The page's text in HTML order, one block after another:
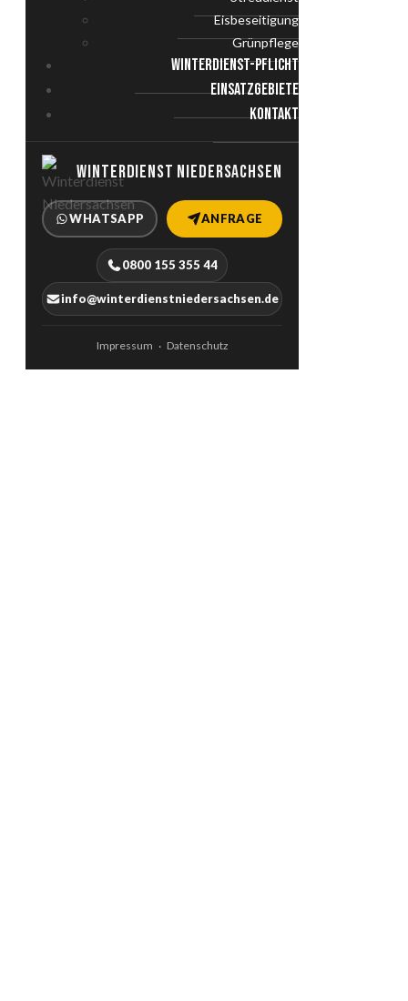
Eisbeseitigung
Grünpflege
WINTERDIENST-PFLICHT
EINSATZGEBIETE
KONTAKT
WINTERDIENST NIEDERSACHSEN
WHATSAPP ANFRAGE
0800 155 355 44
info@winterdienstniedersachsen.de
Impressum · Datenschutz